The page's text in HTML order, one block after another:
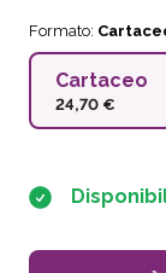
Formato:
Cartaceo
24,70 €